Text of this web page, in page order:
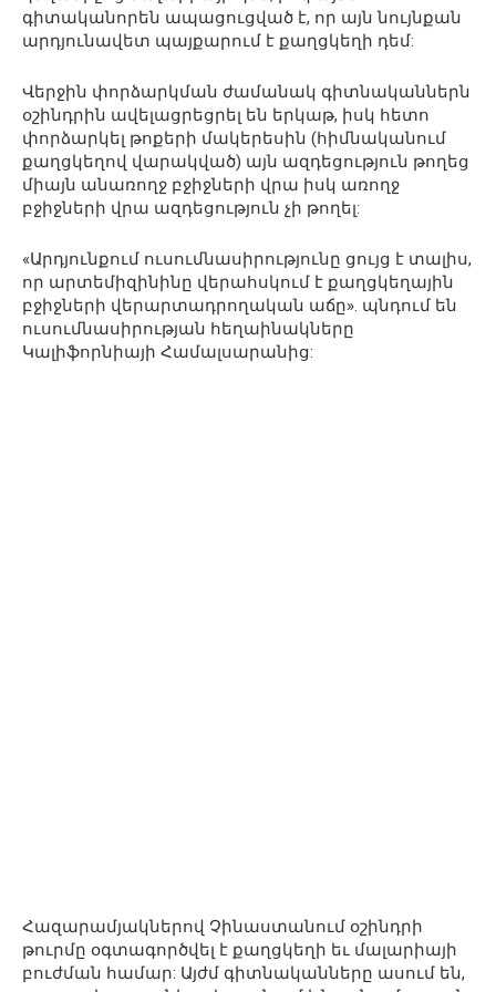
գիտականորեն ապացուցված է, որ այն նույնքան
արդյունավետ պայքարում է քաղցկեղի դեմ:
Վերջին փորձարկման ժամանակ գիտնականներն
օշինդրին ավելացրեցրել են երկաթ, իսկ հետո
փորձարկել թոքերի մակերեսին (հիմնականում
քաղցկեղով վարակված) այն ազդեցություն թողեց
միայն անառողջ բջիջների վրա իսկ առողջ
բջիջների վրա ազդեցություն չի թողել:
«Արդյունքում ուսումնասիրությունը ցույց է տալիս,
որ արտեմիզինինը վերահսկում է քաղցկեղային
բջիջների վերարտադրողական աճը». պնդում են
ուսումնասիրության հեղաինակները
Կալիֆորնիայի Համալսարանից:
Հազարամյակներով Չինաստանում օշինդրի
թուրմը օգտագործվել է քաղցկեղի եւ մալարիայի
բուժման համար: Այժմ գիտնականները ասում են,